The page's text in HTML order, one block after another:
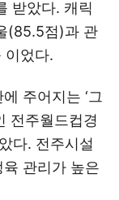
받았다. 캐릭
(85.5점)과 관
이었다.
주어지는 ‘그
전주월드컵경
다. 전주시설
관리가 높은